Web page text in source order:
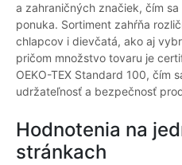
a zahraničných značiek, čím
ponuka. Sortiment zahŕňa
chlapcov i dievčatá, ako aj
pričom množstvo tovaru je
OEKO-TEX Standard 100, čím
udržateľnosť a bezpečnosť
Hodnotenia na
stránkach